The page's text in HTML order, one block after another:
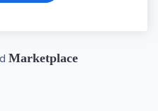
Marketplace